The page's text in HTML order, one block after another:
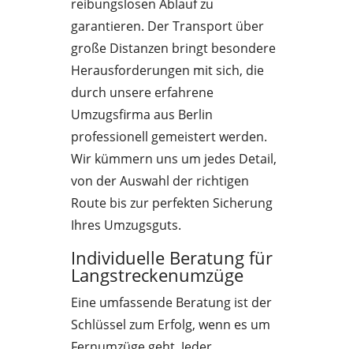
reibungslosen Ablauf zu
garantieren. Der Transport über
große Distanzen bringt besondere
Herausforderungen mit sich, die
durch unsere erfahrene
Umzugsfirma aus Berlin
professionell gemeistert werden.
Wir kümmern uns um jedes Detail,
von der Auswahl der richtigen
Route bis zur perfekten Sicherung
Ihres Umzugsguts.
Individuelle Beratung für
Langstreckenumzüge
Eine umfassende Beratung ist der
Schlüssel zum Erfolg, wenn es um